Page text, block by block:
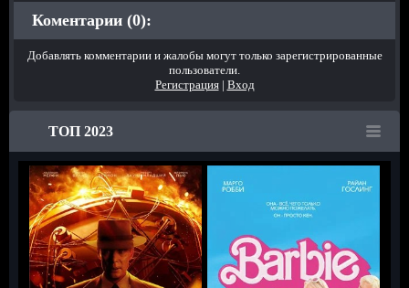
Коментарии (0):
Добавлять комментарии и жалобы могут только зарегистрированные
пользователи.
Регистрация| Вход
ТОП 2023